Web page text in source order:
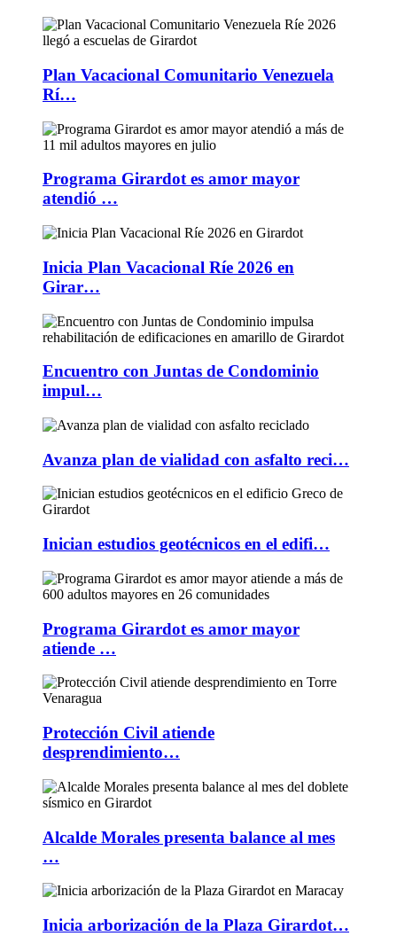
Plan Vacacional Comunitario Venezuela
Rí…
Programa Girardot es amor mayor
atendió …
Inicia Plan Vacacional Ríe 2026 en
Girar…
Encuentro con Juntas de Condominio
impul…
Avanza plan de vialidad con asfalto reci…
Inician estudios geotécnicos en el edifi…
Programa Girardot es amor mayor
atiende …
Protección Civil atiende
desprendimiento…
Alcalde Morales presenta balance al mes
…
Inicia arborización de la Plaza Girardot…